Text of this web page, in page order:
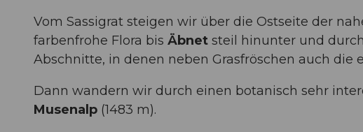
Vom Sassigrat steigen wir über die Ostseite der
farbenfrohe Flora bis Äbnet steil hinunter und
Abschnitte, in denen neben Grasfröschen auch
Dann wandern wir durch einen botanisch sehr
Musenalp (1483 m).